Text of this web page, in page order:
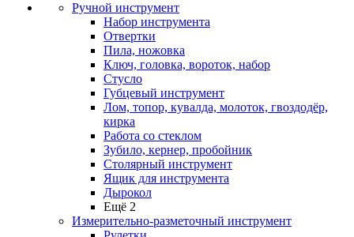
Ручной инструмент
Набор инструмента
Отвертки
Пила, ножовка
Ключ, головка, вороток, набор
Стусло
Губцевый инструмент
Лом, топор, кувалда, молоток, гвоздодёр,
кирка
Работа со стеклом
Зубило, кернер, пробойник
Столярный инструмент
Ящик для инструмента
Дырокол
Ещё 2
Измерительно-разметочный инструмент